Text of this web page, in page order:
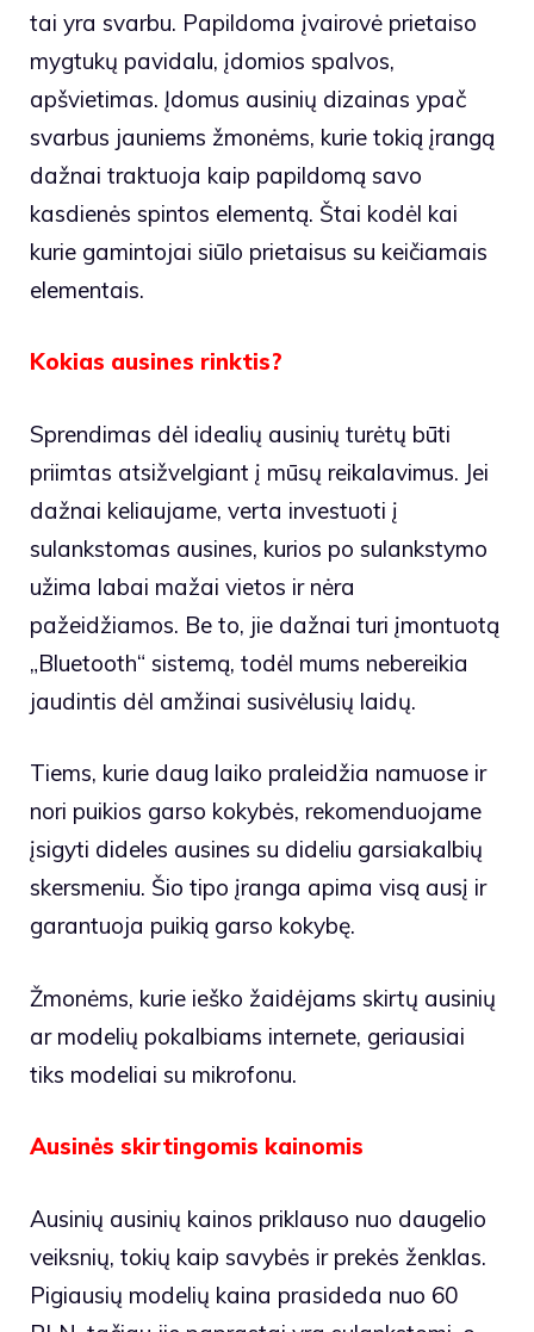
tai yra svarbu. Papildoma įvairovė prietaiso
mygtukų pavidalu, įdomios spalvos,
apšvietimas. Įdomus ausinių dizainas ypač
svarbus jauniems žmonėms, kurie tokią įrangą
dažnai traktuoja kaip papildomą savo
kasdienės spintos elementą. Štai kodėl kai
kurie gamintojai siūlo prietaisus su keičiamais
elementais.
Kokias ausines rinktis?
Sprendimas dėl idealių ausinių turėtų būti
priimtas atsižvelgiant į mūsų reikalavimus. Jei
dažnai keliaujame, verta investuoti į
sulankstomas ausines, kurios po sulankstymo
užima labai mažai vietos ir nėra
pažeidžiamos. Be to, jie dažnai turi įmontuotą
„Bluetooth“ sistemą, todėl mums nebereikia
jaudintis dėl amžinai susivėlusių laidų.
Tiems, kurie daug laiko praleidžia namuose ir
nori puikios garso kokybės, rekomenduojame
įsigyti dideles ausines su dideliu garsiakalbių
skersmeniu. Šio tipo įranga apima visą ausį ir
garantuoja puikią garso kokybę.
Žmonėms, kurie ieško žaidėjams skirtų ausinių
ar modelių pokalbiams internete, geriausiai
tiks modeliai su mikrofonu.
Ausinės skirtingomis kainomis
Ausinių ausinių kainos priklauso nuo daugelio
veiksnių, tokių kaip savybės ir prekės ženklas.
Pigiausių modelių kaina prasideda nuo 60